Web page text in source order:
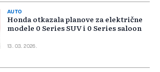
AUTO
Honda otkazala planove za električne
modele 0 Series SUV i 0 Series saloon
13. 03. 2026.